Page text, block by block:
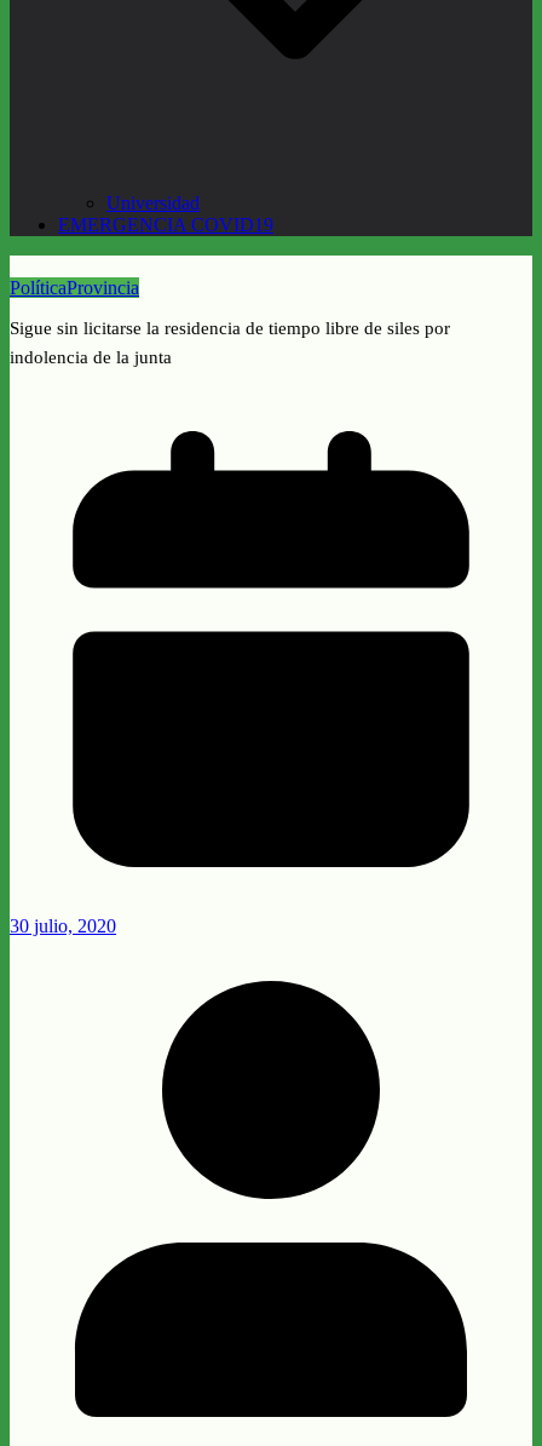
Universidad
EMERGENCIA COVID19
PolíticaProvincia
Sigue sin licitarse la residencia de tiempo libre de siles por
indolencia de la junta
30 julio, 2020